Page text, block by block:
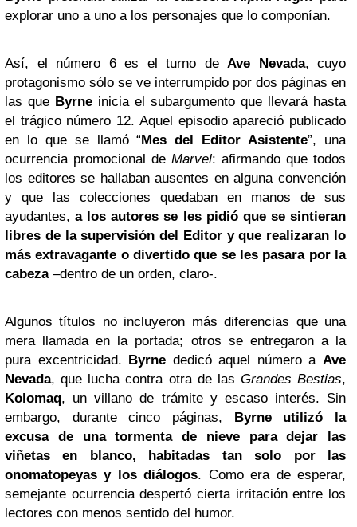
explorar uno a uno a los personajes que lo componían.
Así, el número 6 es el turno de Ave Nevada, cuyo
protagonismo sólo se ve interrumpido por dos páginas en
las que Byrne inicia el subargumento que llevará hasta
el trágico número 12. Aquel episodio apareció publicado
en lo que se llamó “Mes del Editor Asistente”, una
ocurrencia promocional de Marvel: afirmando que todos
los editores se hallaban ausentes en alguna convención
y que las colecciones quedaban en manos de sus
ayudantes,a los autores se les pidió que se sintieran
libres de la supervisión del Editor y que realizaran lo
más extravagante o divertido que se les pasara por la
cabeza–dentro de un orden, claro-.
Algunos títulos no incluyeron más diferencias que una
mera llamada en la portada; otros se entregaron a la
pura excentricidad. Byrne dedicó aquel número a Ave
Nevada, que lucha contra otra de las Grandes Bestias,
Kolomaq, un villano de trámite y escaso interés. Sin
embargo, durante cinco páginas, Byrne
utilizó la
excusa de una tormenta de nieve para dejar las
viñetas en blanco, habitadas tan solo por las
onomatopeyas y los diálogos. Como era de esperar,
semejante ocurrencia despertó cierta irritación entre los
lectores con menos sentido del humor.